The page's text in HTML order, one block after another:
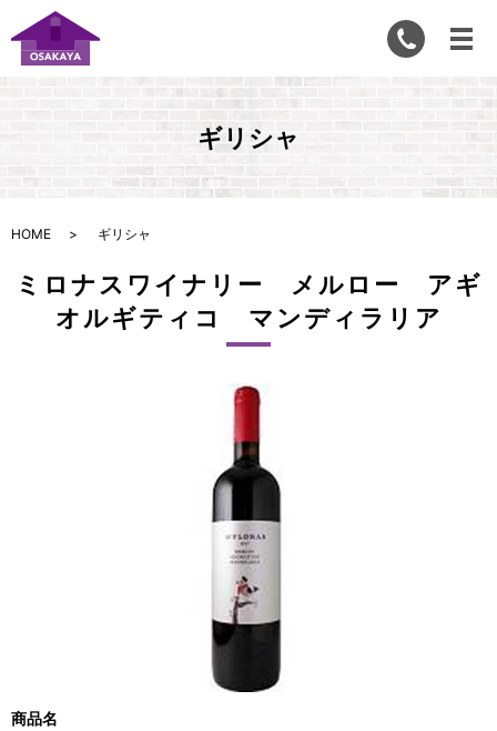
ギリシャ
HOME ギリシャ
ミロナスワイナリー メルロー アギ
オルギティコ マンディラリア
商品名